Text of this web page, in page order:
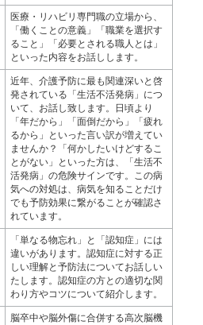
医療・リハビリ専門職の立場から、
「働くことの意義」「職業を選択す
ること」「必要とされる職人とは」
といった内容をお話しします。
近年、介護予防に最も関連深いと啓
発されている「生活不活発病」につ
いて、お話し致します。日頃より
「年だから」「面倒だから」「疲れ
るから」といった言い訳が増えてい
ませんか？「何かしたいけどするこ
とがない」といった方は、「生活不
活発病」の危険サインです。この病
気への対処は、病気を知ることだけ
でも予防効果に繋がることが確認さ
れています。
「単なる物忘れ」と「認知症」には
違いがあります。認知症に対する正
しい理解と予防法についてお話しい
たします。認知症の方との適切な関
わり方やコツについて紹介します。
脳卒中や脳外傷に合併する高次脳機